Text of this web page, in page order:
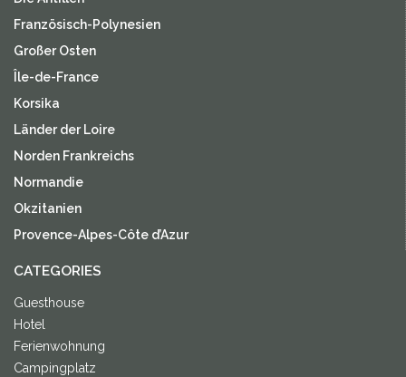
Französisch-Polynesien
Großer Osten
Île-de-France
Korsika
Länder der Loire
Norden Frankreichs
Normandie
Okzitanien
Provence-Alpes-Côte d’Azur
CATEGORIES
Guesthouse
Hotel
Ferienwohnung
Campingplatz